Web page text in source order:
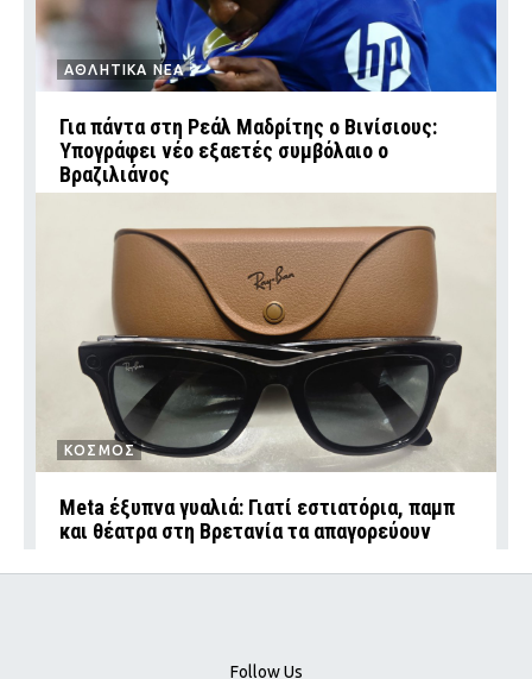
ΑΘΛΗΤΙΚΑ ΝΕΑ
Για πάντα στη Ρεάλ Μαδρίτης ο Βινίσιους:
Υπογράφει νέο εξαετές συμβόλαιο ο
Βραζιλιάνος
ΚΟΣΜΟΣ
Meta έξυπνα γυαλιά: Γιατί εστιατόρια, παμπ
και θέατρα στη Βρετανία τα απαγορεύουν
Follow Us